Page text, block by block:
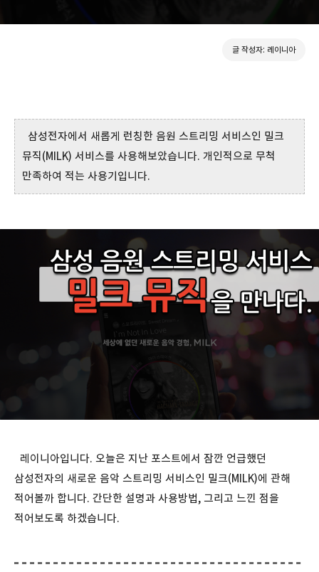
글 작성자: 레이니아
삼성전자에서 새롭게 런칭한 음원 스트리밍 서비스인 밀크
뮤직(MILK) 서비스를 사용해보았습니다. 개인적으로 무척
만족하여 적는 사용기입니다.
레이니아입니다. 오늘은 지난 포스트에서 잠깐 언급했던
삼성전자의 새로운 음악 스트리밍 서비스인 밀크(MILK)에 관해
적어볼까 합니다. 간단한 설명과 사용방법, 그리고 느낀 점을
적어보도록 하겠습니다.